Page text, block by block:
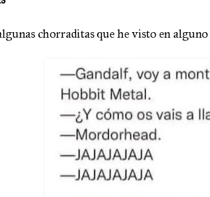
chorraditas que he visto en